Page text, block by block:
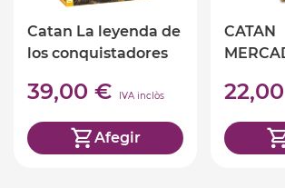
Catan La leyenda de
los conquistadores
39,00 € IVA inclòs
Afegir
CATAN